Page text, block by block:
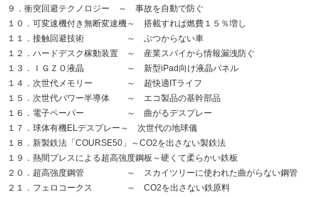
９．衝突回避テクノロジー ～ 事故を自動で防ぐ
１０．可変速機付き無断変速機～ 搭載すれば燃費１５％増し
１１．接触回避技術 ～ ぶつからない車
１２．ハードデスク稼動装置 ～ 産業スパイから情報漏洩防ぐ
１３．ＩＧＺＯ液晶 ～ 新型iPad向け液晶パネル
１４．次世代メモリー ～ 超快適ITライフ
１５．次世代パワー半導体 ～ エコ製品の基幹部品
１６．電子ペーパー ～ 曲がるデスプレー
１７．球体有機ELデスプレー～ 次世代の地球儀
１８．新製鉄法「COURSE50」～CO2を出さない製鉄法
１９．熱間プレスによる超高強度鋼板～硬くて柔らかい鉄板
２０．超高強度鋼管 ～ スカイツリーに使われた曲がらない鋼管
２１．フェロコークス ～ CO2を出さない鉄原料